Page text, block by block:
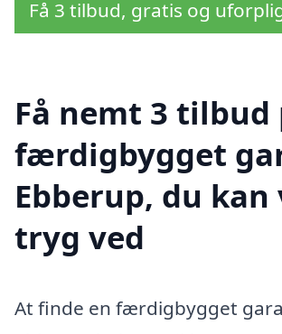
Få 3 tilbud, gratis og
Få nemt 3 tilbud
færdigbygget
Ebberup, du
tryg ved
At finde en færdigbygget